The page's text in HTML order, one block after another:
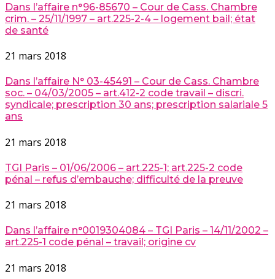
Dans l’affaire n°96-85670 – Cour de Cass. Chambre
crim. – 25/11/1997 – art.225-2-4 – logement bail; état
de santé
21 mars 2018
Dans l’affaire N° 03-45491 – Cour de Cass. Chambre
soc. – 04/03/2005 – art.412-2 code travail – discri.
syndicale; prescription 30 ans; prescription salariale 5
ans
21 mars 2018
TGI Paris – 01/06/2006 – art.225-1; art.225-2 code
pénal – refus d’embauche; difficulté de la preuve
21 mars 2018
Dans l’affaire n°0019304084 – TGI Paris – 14/11/2002 –
art.225-1 code pénal – travail; origine cv
21 mars 2018